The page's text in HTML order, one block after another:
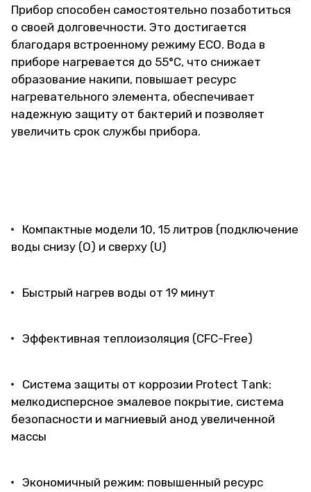
Прибор способен самостоятельно позаботиться
о своей долговечности. Это достигается
благодаря встроенному режиму ECO. Вода в
приборе нагревается до 55°C, что снижает
образование накипи, повышает ресурс
нагревательного элемента, обеспечивает
надежную защиту от бактерий и позволяет
увеличить срок службы прибора.
Компактные модели 10, 15 литров (подключение
воды снизу (О) и сверху (U)
Быстрый нагрев воды от 19 минут
Эффективная теплоизоляция (CFC-Free)
Система защиты от коррозии Protect Тank:
мелкодисперсное эмалевое покрытие, система
безопасности и магниевый анод увеличенной
массы
Экономичный режим: повышенный ресурс